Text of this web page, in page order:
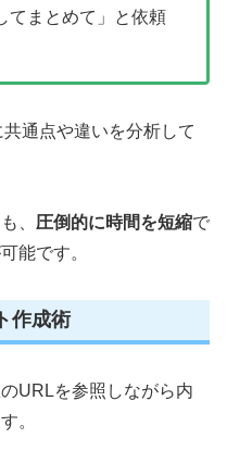
てまとめて」と依頼
通点や違いを分析して
、 圧倒的に時間を短縮で
能です。
作成術
URLを参照しながら内
。